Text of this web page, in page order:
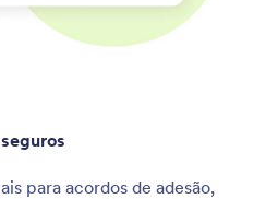
para acordos de adesão,